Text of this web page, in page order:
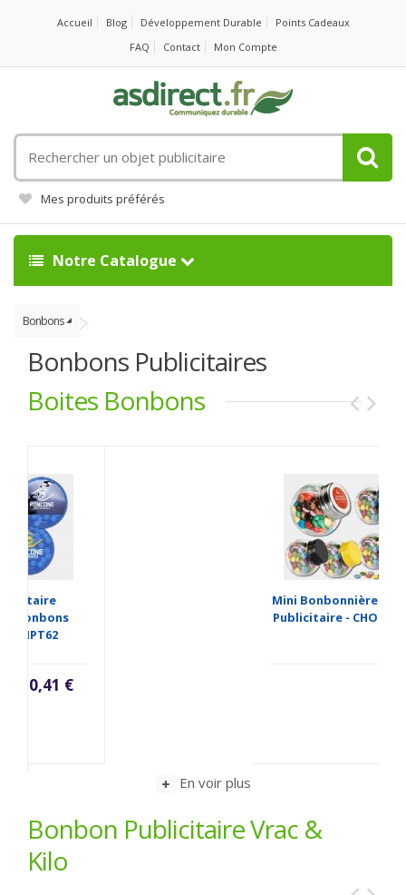
Accueil Blog Développement Durable
Points Cadeaux
FAQ
Contact Mon Compte
un
objet
publicitaire
Mes produits préférés
Notre Catalogue
Bonbons
Bonbons Publicitaires
Boites Bonbons
Mini Bonbonnière Chocolat
Publicitaire - CHOCOBOX28
En voir plus
Bonbon Publicitaire Vrac &
Kilo